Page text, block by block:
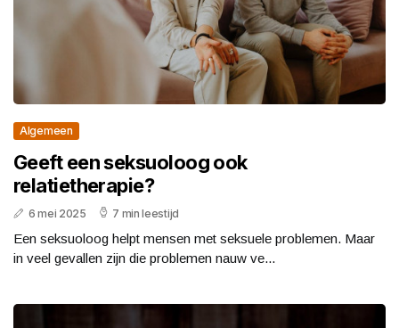
Algemeen
Geeft een seksuoloog ook
relatietherapie?
6 mei 2025 7 min leestijd
Een seksuoloog helpt mensen met seksuele problemen. Maar
in veel gevallen zijn die problemen nauw ve...